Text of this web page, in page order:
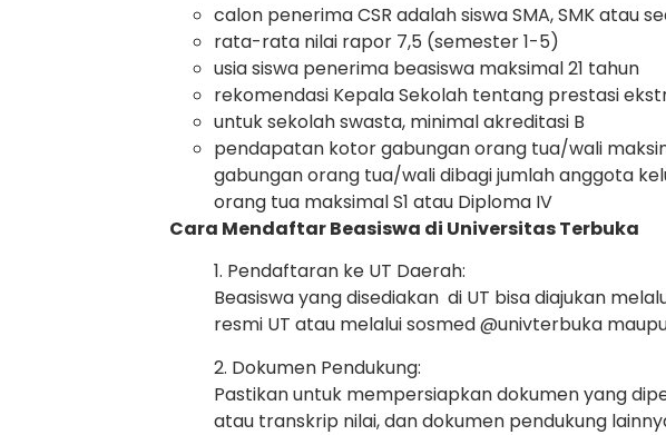
calon penerima CSR adalah siswa SMA, SMK
rata-rata nilai rapor 7,5 (semester 1-5)
usia siswa penerima beasiswa maksimal 21 tahun
rekomendasi Kepala Sekolah tentang prestasi
untuk sekolah swasta, minimal akreditasi B
pendapatan kotor gabungan orang tua/wali
gabungan orang tua/wali dibagi jumlah anggota
orang tua maksimal S1 atau Diploma IV
Cara Mendaftar Beasiswa di Universitas Terbuka
1. Pendaftaran ke UT Daerah:
Beasiswa yang disediakan di UT bisa diajukan
resmi UT atau melalui sosmed @univterbuka
2. Dokumen Pendukung:
Pastikan untuk mempersiapkan dokumen yang
atau transkrip nilai, dan dokumen pendukung